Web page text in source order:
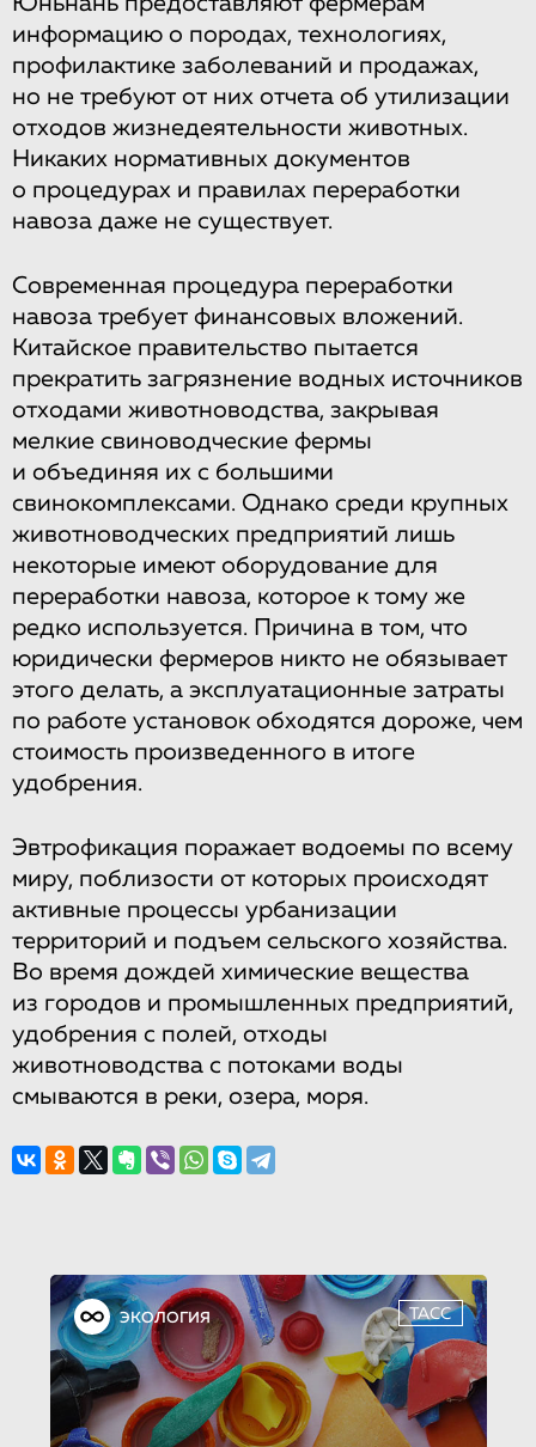
информацию о породах, технологиях,
профилактике заболеваний и продажах,
но не требуют от них отчета об утилизации
отходов жизнедеятельности животных.
Никаких нормативных документов
о процедурах и правилах переработки
навоза даже не существует.
Современная процедура переработки
навоза требует финансовых вложений.
Китайское правительство пытается
прекратить загрязнение водных источников
отходами животноводства, закрывая
мелкие свиноводческие фермы
и объединяя их с большими
свинокомплексами. Однако среди крупных
животноводческих предприятий лишь
некоторые имеют оборудование для
переработки навоза, которое к тому же
редко используется. Причина в том, что
юридически фермеров никто не обязывает
этого делать, а эксплуатационные затраты
по работе установок обходятся дороже, чем
стоимость произведенного в итоге
удобрения.
Эвтрофикация поражает водоемы по всему
миру, поблизости от которых происходят
активные процессы урбанизации
территорий и подъем сельского хозяйства.
Во время дождей химические вещества
из городов и промышленных предприятий,
удобрения с полей, отходы
животноводства с потоками воды
смываются в реки, озера, моря.
ЭКОЛОГИЯ ТАСС